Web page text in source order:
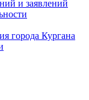
и заявлений
города Кургана